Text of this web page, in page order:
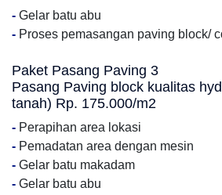
- Gelar batu abu
- Proses pemasangan paving block/
Paket Pasang Paving 3
Pasang Paving block kualitas
tanah) Rp. 175.000/m2
- Perapihan area lokasi
- Pemadatan area dengan mesin
- Gelar batu makadam
- Gelar batu abu